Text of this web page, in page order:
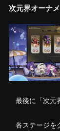
次元界オーナ
最後に「次元
各ステージを